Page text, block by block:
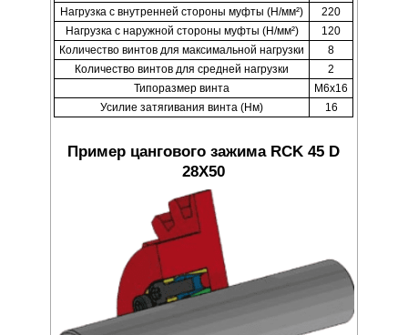
Нагрузка с внутренней стороны муфты (Н/мм²)
220
Нагрузка с наружной стороны муфты (Н/мм²)
120
Количество винтов для максимальной нагрузки
8
Количество винтов для средней нагрузки
2
Типоразмер винта
M6x16
Усилие затягивания винта (Нм)
16
Пример цангового зажима RCK 45 D
28X50